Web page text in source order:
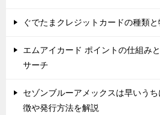
ぐでたまクレジットカードの種類
エムアイカード ポイントの仕組み
サーチ
セゾンブルーアメックスは早いう
徴や発行方法を解説